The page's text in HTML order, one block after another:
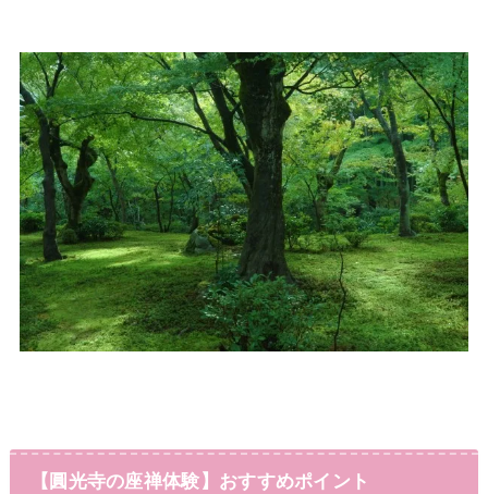
【圓光寺の座禅体験】おすすめポイント